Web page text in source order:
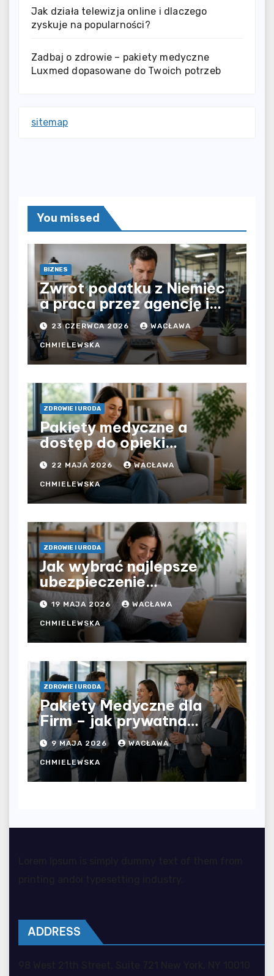
Jak działa telewizja online i dlaczego
zyskuje na popularności?
Zadbaj o zdrowie – pakiety medyczne
Luxmed dopasowane do Twoich potrzeb
sitemap
You missed
BIZNES
Zwrot podatku z Niemiec
a praca przez agencję i
bezpośrednio u
pracodawcy – jak
rozliczyć oba źródła
dochodu?
23 CZERWCA 2026 WACŁAWA
CHMIELEWSKA
ZDROWIE I URODA
Pakiety medyczne a
dostęp do opieki
zdrowotnej bez
ograniczeń czasowych –
czy prywatna opieka daje
większą swobodę?
22 MAJA 2026 WACŁAWA
CHMIELEWSKA
ZDROWIE I URODA
Jak wybrać najlepsze
ubezpieczenie
komunikacyjne i uniknąć
kosztownych błędów?
19 MAJA 2026 WACŁAWA
CHMIELEWSKA
ZDROWIE I URODA
Pakiety Medyczne dla
Firm – jak prywatna
opieka zdrowotna
wpływa na jakość
współpracy w
organizacji?
9 MAJA 2026 WACŁAWA
CHMIELEWSKA
ADDRESS